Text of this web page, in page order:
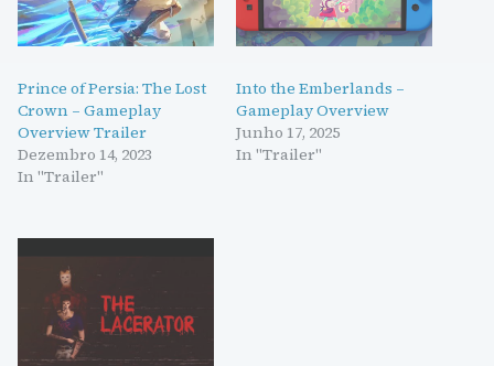
Prince of Persia: The Lost
Crown – Gameplay
Overview Trailer
Dezembro 14, 2023
In "Trailer"
Into the Emberlands –
Gameplay Overview
Junho 17, 2025
In "Trailer"